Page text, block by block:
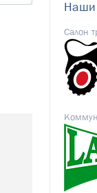
Наши
Салон